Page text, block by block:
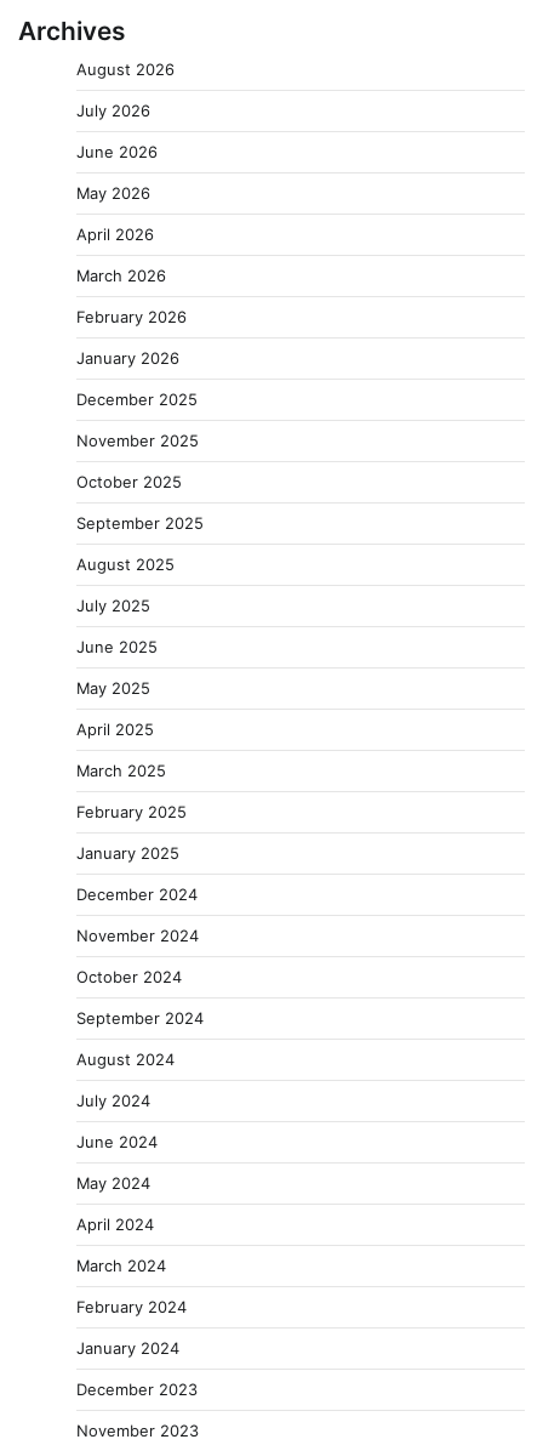
Archives
August 2026
July 2026
June 2026
May 2026
April 2026
March 2026
February 2026
January 2026
December 2025
November 2025
October 2025
September 2025
August 2025
July 2025
June 2025
May 2025
April 2025
March 2025
February 2025
January 2025
December 2024
November 2024
October 2024
September 2024
August 2024
July 2024
June 2024
May 2024
April 2024
March 2024
February 2024
January 2024
December 2023
November 2023